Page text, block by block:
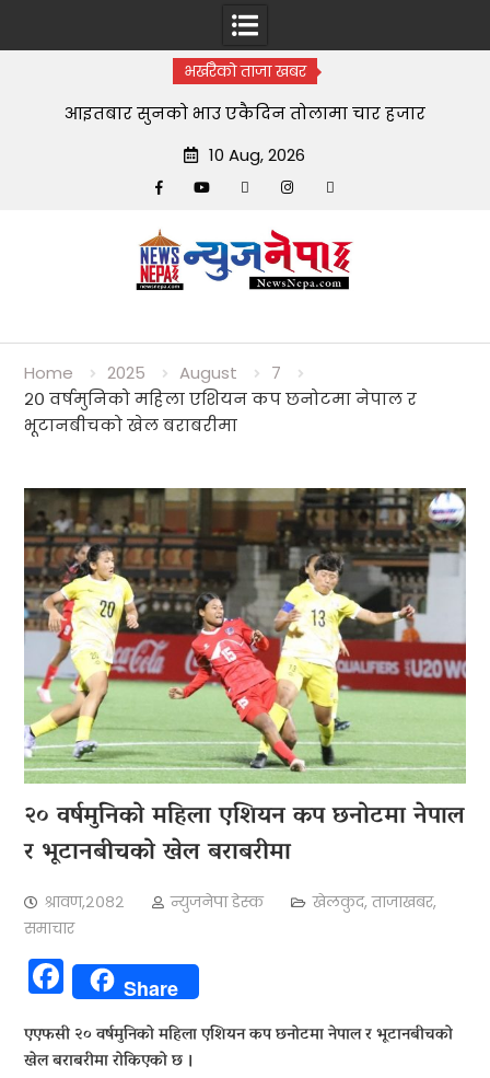
भर्खरैको ताजा खबर
आइतबार सुनको भाउ एकैदिन तोलामा चार हजार
10 Aug, 2026
Home 2025 August
7
२० वर्षमुनिको महिला एशियन कप छनोटमा नेपाल र
भूटानबीचको खेल बराबरीमा
२० वर्षमुनिको महिला एशियन कप छनोटमा नेपाल
र भूटानबीचको खेल बराबरीमा
श्रावण,२०८२ न्युजनेपा डेस्क खेलकुद,ताजाखबर,
समाचार
Facebook
Share
एएफसी २० वर्षमुनिको महिला एशियन कप छनोटमा नेपाल र भूटानबीचको
खेल बराबरीमा रोकिएको छ ।